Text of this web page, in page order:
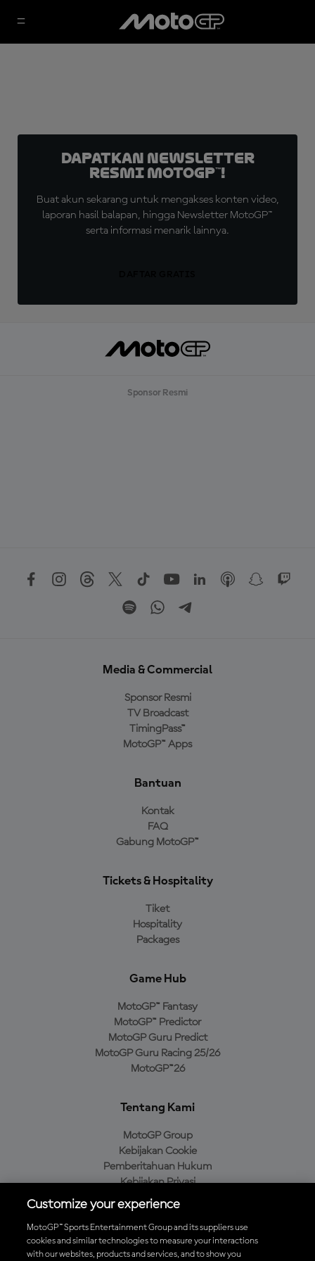
Dapatkan Newsletter
Resmi MotoGP™!
Buat akun sekarang untuk mengakses konten video,
laporan hasil balapan, hingga Newsletter MotoGP™
serta informasi menarik lainnya.
Sponsor Resmi
Media & Commercial
Sponsor Resmi
TV Broadcast
TimingPass™
MotoGP™ Apps
Bantuan
Kontak
FAQ
Gabung MotoGP™
Tickets & Hospitality
Tiket
Hospitality
Packages
Game Hub
MotoGP™ Fantasy
MotoGP™ Predictor
MotoGP Guru Predict
MotoGP Guru Racing 25/26
MotoGP™26
Tentang Kami
MotoGP Group
Kebijakan Cookie
Pemberitahuan Hukum
Kebijakan Privasi
Kebijakan Pembelian
Unduh Aplikasi Resmi MotoGP™
Customize your experience
MotoGP™ Sports Entertainment Group and its suppliers use
cookies and similar technologies to measure your interactions
with our websites, products and services, and to show you